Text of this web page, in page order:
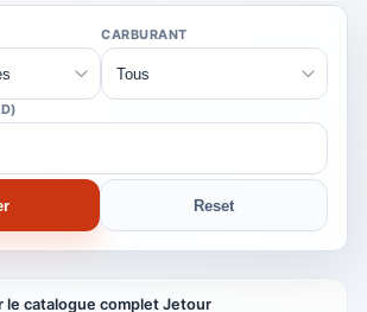
CARBURANT
Reset
le catalogue complet Jetour